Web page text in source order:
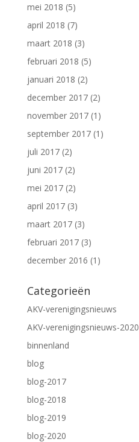
mei 2018 (5)
april 2018 (7)
maart 2018 (3)
februari 2018 (5)
januari 2018 (2)
december 2017(2)
november 2017(1)
september 2017(1)
juli 2017(2)
juni 2017(2)
mei 2017(2)
april 2017(3)
maart 2017(3)
februari 2017(3)
december 2016 (1)
Categorieën
AKV-verenigingsnieuws
AKV-verenigingsnieuws-2020
binnenland
blog
blog-2017
blog-2018
blog-2019
blog-2020